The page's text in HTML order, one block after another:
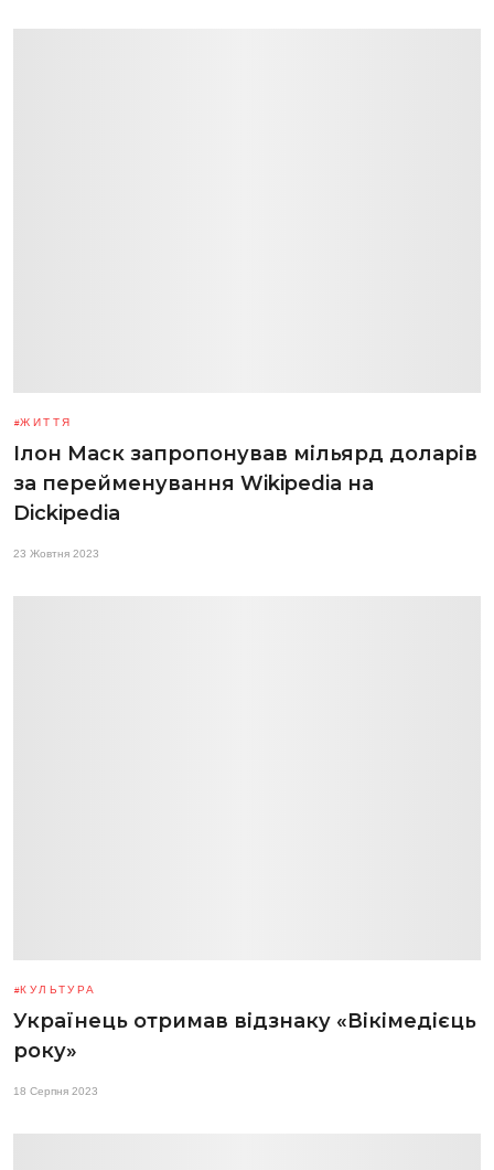
ЖИТТЯ
Ілон Маск запропонував мільярд доларів
за перейменування Wikipedia на
Dickipedia
23 Жовтня 2023
КУЛЬТУРА
Українець отримав відзнаку «Вікімедієць
року»
18 Серпня 2023